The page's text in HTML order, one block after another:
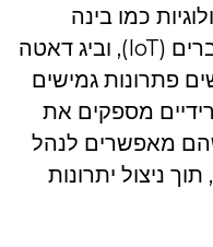
כמו בינה
מלאכותית (AI), אינטרנט הדברים (IoT), וביג דאטה
פתרונות גמישים
מספקים את
מאפשרים לנהל
ניצול יתרונות